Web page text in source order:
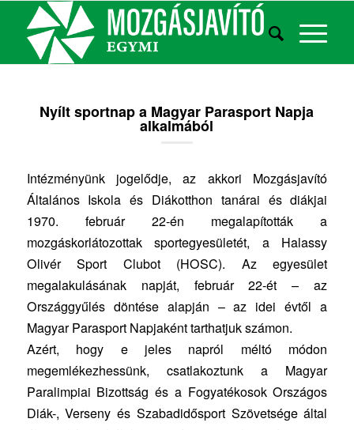
Nyílt sportnap a Magyar Parasport Napja
alkalmából
Intézményünk jogelődje, az akkori Mozgásjavító
Általános Iskola és Diákotthon tanárai és diákjai
1970. február 22-én megalapították a
mozgáskorlátozottak sportegyesületét, a Halassy
Olivér Sport Clubot (HOSC). Az egyesület
megalakulásának napját, február 22-ét – az
Országgyűlés döntése alapján – az idei évtől a
Magyar Parasport Napjaként tarthatjuk számon.
Azért, hogy e jeles napról méltó módon
megemlékezhessünk, csatlakoztunk a Magyar
Paralimpiai Bizottság és a Fogyatékosok Országos
Diák-, Verseny és Szabadidősport Szövetsége által